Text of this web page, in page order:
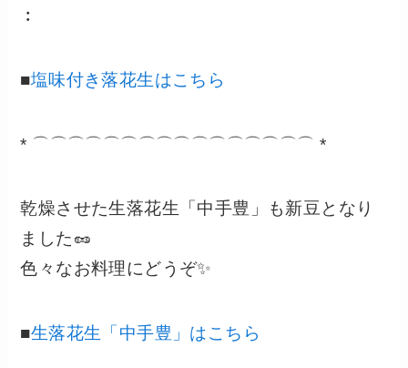
︰
■塩味付き落花生はこちら
* ⌒⌒⌒⌒⌒⌒⌒⌒⌒⌒⌒⌒⌒⌒⌒⌒ *
乾燥させた生落花生「中手豊」も新豆となり
ました🥜
色々なお料理にどうぞ✨
■生落花生「中手豊」はこちら